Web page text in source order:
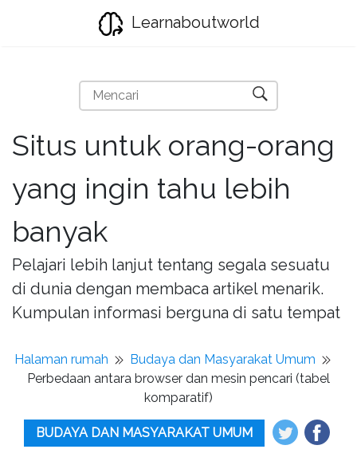
Learnaboutworld
Situs untuk orang-orang
yang ingin tahu lebih
banyak
Pelajari lebih lanjut tentang segala sesuatu
di dunia dengan membaca artikel menarik.
Kumpulan informasi berguna di satu tempat
Halaman rumah
Budaya dan Masyarakat Umum
Perbedaan antara browser dan mesin pencari (tabel
komparatif)
BUDAYA DAN MASYARAKAT UMUM